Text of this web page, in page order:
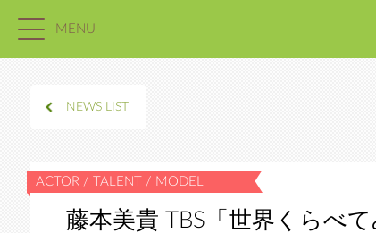
MENU
NEWS LIST
藤本美貴 TBS「世界くらべ